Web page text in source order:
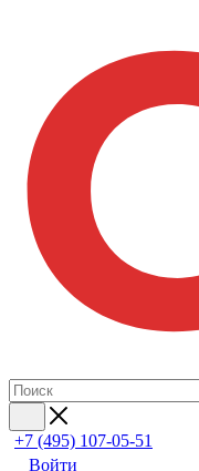
+7 (495) 107-05-51
Войти